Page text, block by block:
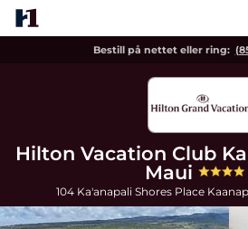
Bestill på nettet eller ring:
Hilton Vacation Club
Maui
104 Ka'anapali Shores Place